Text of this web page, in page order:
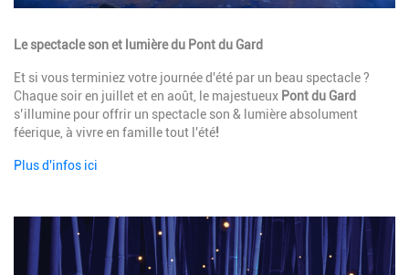
Description
Le spectacle son et lumière du Pont du Gard
Et si vous terminiez votre journée d'été par un beau spectacle ?
Chaque soir en juillet et en août, le majestueux Pont du Gard
s’illumine pour offrir un spectacle son & lumière absolument
féerique, à vivre en famille tout l'été!
Plus d'infos ici
Image